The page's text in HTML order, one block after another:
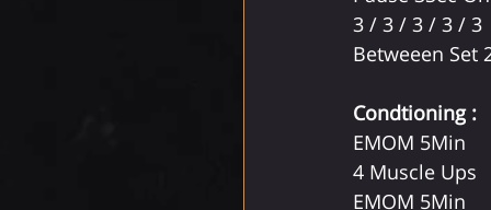
3 / 3 / 3 / 3 / 3
Betweeen Set
Condtioning :
EMOM 5Min
4 Muscle Ups
EMOM 5Min